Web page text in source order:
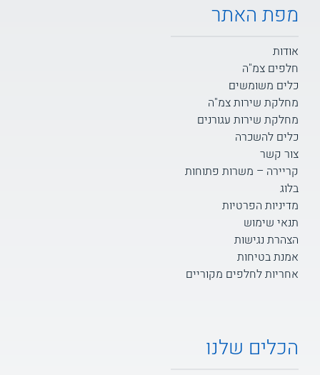
מפת האתר
אודות
חלפים צמ"ה
כלים משומשים
מחלקת שירות צמ"ה
מחלקת שירות עגורנים
כלים להשכרה
צור קשר
קריירה – משרות פתוחות
בלוג
מדיניות הפרטיות
תנאי שימוש
הצהרת נגישות
אמנת בטיחות
אחריות לחלפים מקוריים
הכלים שלנו